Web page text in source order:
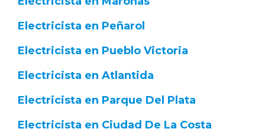
Electricista en Peñarol
Electricista en Pueblo Victoria
Electricista en Atlantida
Electricista en Parque Del Plata
Electricista en Ciudad De La Costa